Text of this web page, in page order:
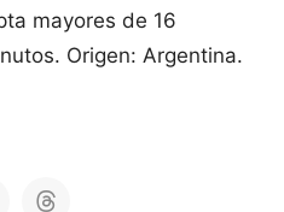
mayores de 16
Origen: Argentina.